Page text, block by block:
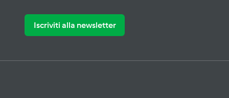
Iscriviti alla newsletter